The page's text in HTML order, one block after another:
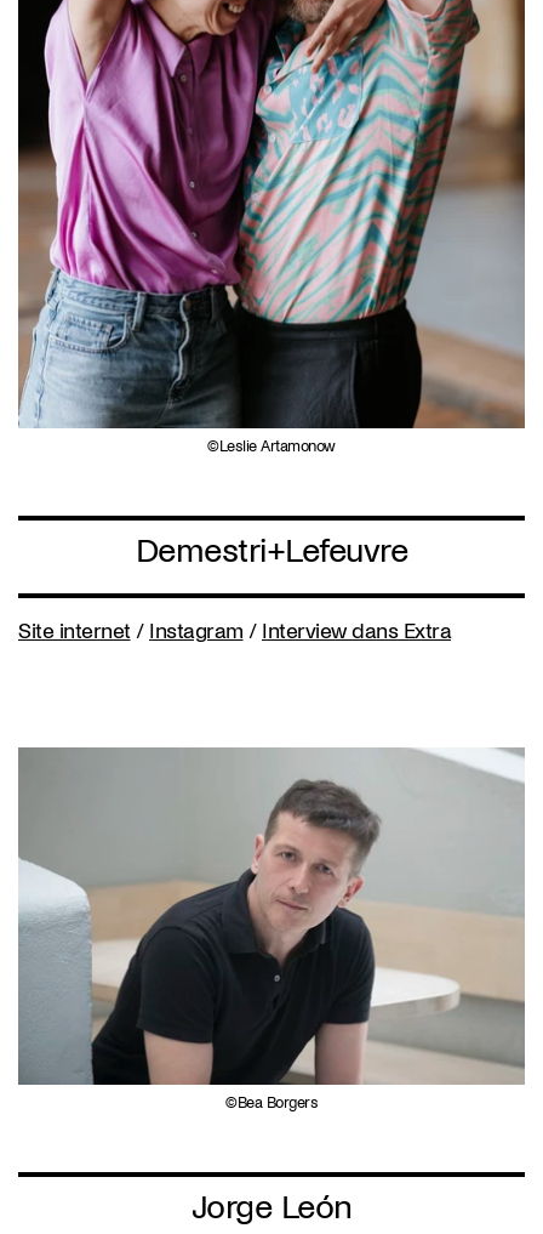
Leslie Artamonow
Demestri+Lefeuvre
Site internet / Instagram / Interview dans Extra
Bea Borgers
Jorge León